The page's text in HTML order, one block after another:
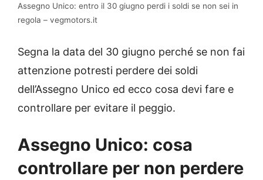
Assegno Unico: entro il 30 giugno perdi i soldi se non sei in
regola – vegmotors.it
Segna la data del 30 giugno perché se non fai
attenzione potresti perdere dei soldi
dell’Assegno Unico ed ecco cosa devi fare e
controllare per evitare il peggio.
Assegno Unico: cosa
controllare per non perdere